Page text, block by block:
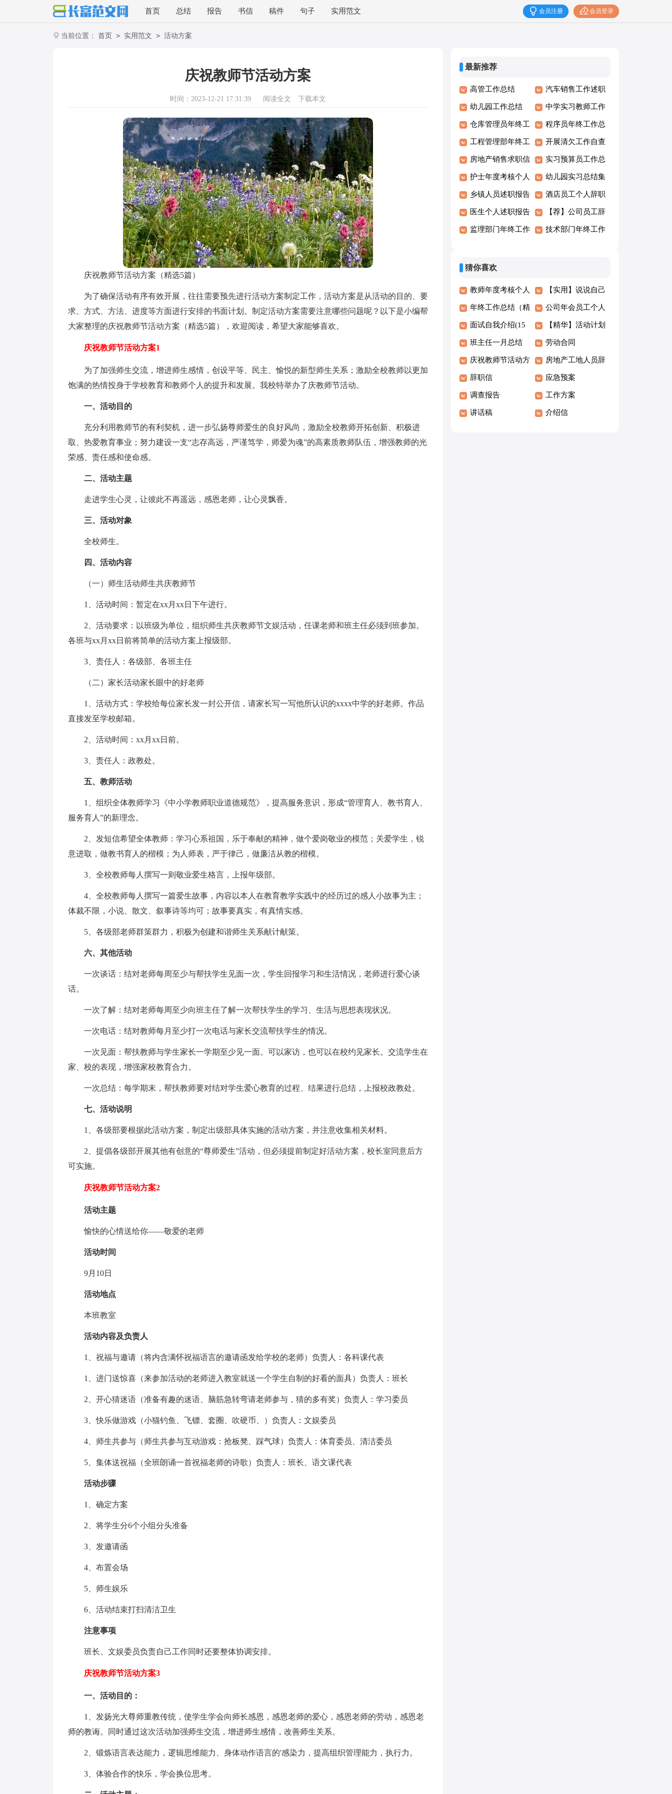
首页 总结 报告 书信 稿件 句子 实用范文 会员登录
会员注册
当前位置： 首页 > 实用范文 > 活动方案
庆祝教师节活动方案
时间：2023-12-21 17:31:39 阅读全文 下载本文
庆祝教师节活动方案（精选5篇）
为了确保活动有序有效开展，往往需要预先进行活动方案制定工作，活动方案是从活动的目的、要
求、方式、方法、进度等方面进行安排的书面计划。制定活动方案需要注意哪些问题呢？以下是小编帮
大家整理的庆祝教师节活动方案（精选5篇），欢迎阅读，希望大家能够喜欢。
庆祝教师节活动方案1
为了加强师生交流，增进师生感情，创设平等、民主、愉悦的新型师生关系；激励全校教师以更加
饱满的热情投身于学校教育和教师个人的提升和发展。我校特举办了庆教师节活动。
一、活动目的
充分利用教师节的有利契机，进一步弘扬尊师爱生的良好风尚，激励全校教师开拓创新、积极进
取、热爱教育事业；努力建设一支“志存高远，严谨笃学，师爱为魂”的高素质教师队伍，增强教师的光
荣感、责任感和使命感。
二、活动主题
走进学生心灵，让彼此不再遥远，感恩老师，让心灵飘香。
三、活动对象
全校师生。
四、活动内容
（一）师生活动师生共庆教师节
1、活动时间：暂定在xx月xx日下午进行。
2、活动要求：以班级为单位，组织师生共庆教师节文娱活动，任课老师和班主任必须到班参加。
各班与xx月xx日前将简单的活动方案上报级部。
3、责任人：各级部、各班主任
（二）家长活动家长眼中的好老师
1、活动方式：学校给每位家长发一封公开信，请家长写一写他所认识的xxxx中学的好老师。作品
直接发至学校邮箱。
2、活动时间：xx月xx日前。
3、责任人：政教处。
五、教师活动
1、组织全体教师学习《中小学教师职业道德规范》，提高服务意识，形成“管理育人、教书育人、
服务育人”的新理念。
2、发短信希望全体教师：学习心系祖国，乐于奉献的精神，做个爱岗敬业的模范；关爱学生，锐
意进取，做教书育人的楷模；为人师表，严于律己，做廉洁从教的楷模。
3、全校教师每人撰写一则敬业爱生格言，上报年级部。
4、全校教师每人撰写一篇爱生故事，内容以本人在教育教学实践中的经历过的感人小故事为主；
体裁不限，小说、散文、叙事诗等均可；故事要真实，有真情实感。
5、各级部老师群策群力，积极为创建和谐师生关系献计献策。
六、其他活动
一次谈话：结对老师每周至少与帮扶学生见面一次，学生回报学习和生活情况，老师进行爱心谈
话。
一次了解：结对老师每周至少向班主任了解一次帮扶学生的学习、生活与思想表现状况。
一次电话：结对教师每月至少打一次电话与家长交流帮扶学生的情况。
一次见面：帮扶教师与学生家长一学期至少见一面。可以家访，也可以在校约见家长。交流学生在
家、校的表现，增强家校教育合力。
一次总结：每学期末，帮扶教师要对结对学生爱心教育的过程、结果进行总结，上报校政教处。
七、活动说明
1、各级部要根据此活动方案，制定出级部具体实施的活动方案，并注意收集相关材料。
2、提倡各级部开展其他有创意的“尊师爱生”活动，但必须提前制定好活动方案，校长室同意后方
可实施。
庆祝教师节活动方案2
活动主题
愉快的心情送给你——敬爱的老师
活动时间
9月10日
活动地点
本班教室
活动内容及负责人
1、祝福与邀请（将内含满怀祝福语言的邀请函发给学校的老师）负责人：各科课代表
1、进门送惊喜（来参加活动的老师进入教室就送一个学生自制的好看的面具）负责人：班长
2、开心猜迷语（准备有趣的迷语、脑筋急转弯请老师参与，猜的多有奖）负责人：学习委员
3、快乐做游戏（小猫钓鱼、飞镖、套圈、吹硬币、）负责人：文娱委员
4、师生共参与（师生共参与互动游戏：抢板凳、踩气球）负责人：体育委员、清洁委员
5、集体送祝福（全班朗诵一首祝福老师的诗歌）负责人：班长、语文课代表
活动步骤
1、确定方案
2、将学生分6个小组分头准备
3、发邀请函
4、布置会场
5、师生娱乐
6、活动结束打扫清洁卫生
注意事项
班长、文娱委员负责自己工作同时还要整体协调安排。
庆祝教师节活动方案3
一、活动目的：
1、发扬光大尊师重教传统，使学生学会向师长感恩，感恩老师的爱心，感恩老师的劳动，感恩老
师的教诲。同时通过这次活动加强师生交流，增进师生感情，改善师生关系。
2、锻炼语言表达能力，逻辑思维能力、身体动作语言的'感染力，提高组织管理能力，执行力。
3、体验合作的快乐，学会换位思考。
最新推荐
高管工作总结 汽车销售工作述职
报告8篇
幼儿园工作总结
(15篇)
中学实习教师工作
总结
仓库管理员年终工
作总结(精选15篇)
程序员年终工作总
结集锦15篇
工程管理部年终工
作总结
开展清欠工作自查
报告15篇
房地产销售求职信 实习预算员工作总
结
护士年度考核个人
总结
幼儿园实习总结集
合15篇
乡镇人员述职报告 酒店员工个人辞职
报告
医生个人述职报告
(15篇)
【荐】公司员工辞
职报告
监理部门年终工作 技术部门年终工作
猜你喜欢
教师年度考核个人
述职报告
【实用】说说自己
作文300字合集八
篇
年终工作总结（精
选14篇）
公司年会员工个人
发言稿
面试自我介绍(15
篇)
【精华】活动计划
范文汇编7篇
班主任一月总结 劳动合同
庆祝教师节活动方
案（精选5篇）
房地产工地人员辞
职报告
辞职信 应急预案
调查报告 工作方案
讲话稿 介绍信